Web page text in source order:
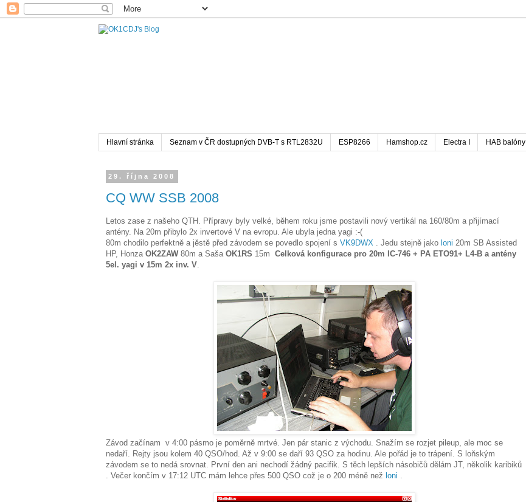
Hlavní stránka Seznam v ČR dostupných DVB-T s RTL2832U ESP8266 Hamshop.cz Electra I HAB balóny
29. října 2008
CQ WW SSB 2008
Letos zase z našeho QTH. Přípravy byly velké, během roku jsme postavili nový vertikál na 160/80m a přijímací
antény. Na 20m přibylo 2x invertové V na evropu. Ale ubyla jedna yagi :-(
80m chodilo perfektně a jěstě před závodem se povedlo spojení s VK9DWX . Jedu stejně jako loni 20m SB Assisted
HP, Honza OK2ZAW 80m a Saša OK1RS 15m Celková konfigurace pro 20m IC-746 + PA ETO91+ L4-B a antény
5el. yagi v 15m 2x inv. V.
Závod začínam v 4:00 pásmo je poměrně mrtvé. Jen pár stanic z východu. Snažím se rozjet pileup, ale moc se
nedaří. Rejty jsou kolem 40 QSO/hod. Až v 9:00 se daří 93 QSO za hodinu. Ale pořád je to trápení. S loňským
závodem se to nedá srovnat. První den ani nechodí žádný pacifik. S těch lepších násobičů dělám JT, několik karibiků
. Večer končím v 17:12 UTC mám lehce přes 500 QSO což je o 200 méně než loni .